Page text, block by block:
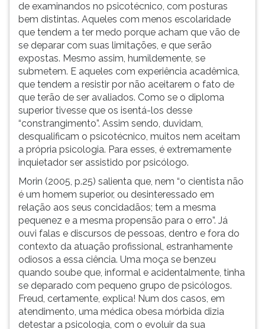
de examinandos no psicotécnico, com posturas
bem distintas. Aqueles com menos escolaridade
que tendem a ter medo porque acham que vão de
se deparar com suas limitações, e que serão
expostas. Mesmo assim, humildemente, se
submetem. E aqueles com experiência acadêmica,
que tendem a resistir por não aceitarem o fato de
que terão de ser avaliados. Como se o diploma
superior tivesse que os isentá-los desse
“constrangimento”. Assim sendo, duvidam,
desqualificam o psicotécnico, muitos nem aceitam
a própria psicologia. Para esses, é extremamente
inquietador ser assistido por psicólogo.
Morin (2005, p.25) salienta que, nem “o cientista não
é um homem superior, ou desinteressado em
relação aos seus concidadãos; tem a mesma
pequenez e a mesma propensão para o erro”. Já
ouvi falas e discursos de pessoas, dentro e fora do
contexto da atuação profissional, estranhamente
odiosos a essa ciência. Uma moça se benzeu
quando soube que, informal e acidentalmente, tinha
se deparado com pequeno grupo de psicólogos.
Freud, certamente, explica! Num dos casos, em
atendimento, uma médica obesa mórbida dizia
detestar a psicologia, com o evoluir da sua